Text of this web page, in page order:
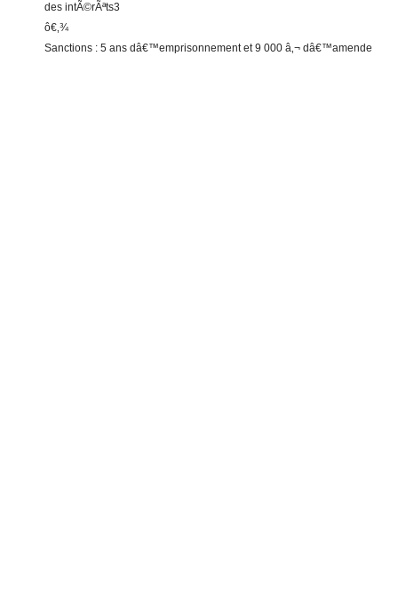
des intÃ©rÃªts3
ô€‚¾
Sanctions : 5 ans dâ€™emprisonnement et 9 000 â‚¬ dâ€™amende